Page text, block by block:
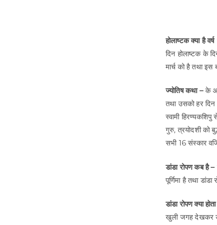
होलाष्टक क्या है
दिन होलाष्टक के
मार्च को है तथा
ज्योतिष कथा –के
तथा उसको हर
स्वामी
गुरु, त्रयोदशी को
सभी 16 संस्कार
डांडा रोपण कब है –
पूर्णिमा है तथा
डांडा रोपण क्या
खुली जगह देखकर